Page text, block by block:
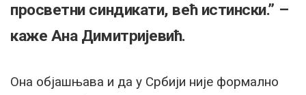
просветни синдикати, већ истински.” –
каже Ана Димитријевић.
Она објашњава и да у Србији није формално